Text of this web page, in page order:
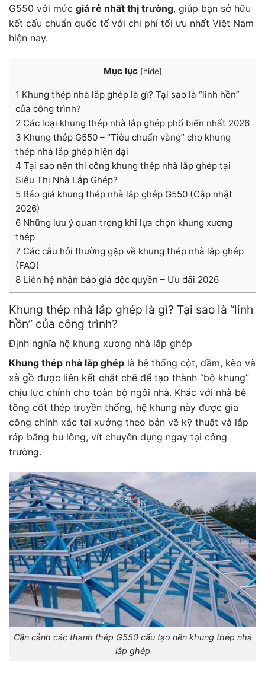
G550 với mức giá rẻ nhất thị trường, giúp bạn sở hữu
kết cấu chuẩn quốc tế với chi phí tối ưu nhất Việt Nam
hiện nay.
Mục lục [hide]
1 Khung thép nhà lắp ghép là gì? Tại sao là “linh hồn”
của công trình?
2 Các loại khung thép nhà lắp ghép phổ biến nhất 2026
3 Khung thép G550 – “Tiêu chuẩn vàng” cho khung
thép nhà lắp ghép hiện đại
4 Tại sao nên thi công khung thép nhà lắp ghép tại
Siêu Thị Nhà Lắp Ghép?
5 Báo giá khung thép nhà lắp ghép G550 (Cập nhật
2026)
6 Những lưu ý quan trọng khi lựa chọn khung xương
thép
7 Các câu hỏi thường gặp về khung thép nhà lắp ghép
(FAQ)
8 Liên hệ nhận báo giá độc quyền – Ưu đãi 2026
Khung thép nhà lắp ghép là gì? Tại sao là “linh
hồn” của công trình?
Định nghĩa hệ khung xương nhà lắp ghép
Khung thép nhà lắp ghép là hệ thống cột, dầm, kèo và
xà gồ được liên kết chặt chẽ để tạo thành “bộ khung”
chịu lực chính cho toàn bộ ngôi nhà. Khác với nhà bê
tông cốt thép truyền thống, hệ khung này được gia
công chính xác tại xưởng theo bản vẽ kỹ thuật và lắp
ráp bằng bu lông, vít chuyên dụng ngay tại công
trường.
Cận cảnh các thanh thép G550 cấu tạo nên khung thép nhà
lắp ghép